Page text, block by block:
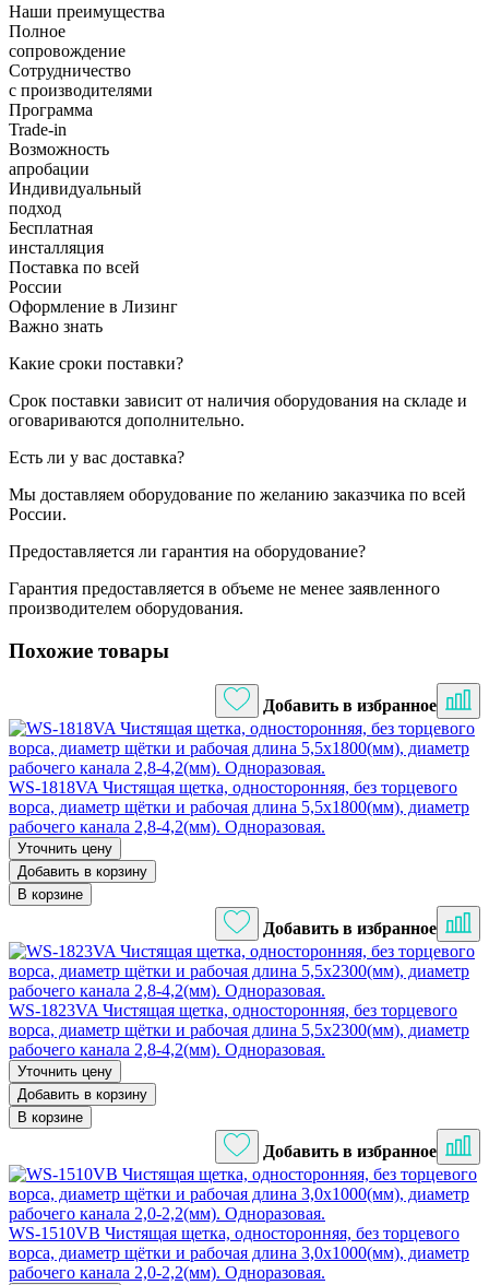
Наши преимущества
Полное
сопровождение
Сотрудничество
с производителями
Программа
Trade-in
Возможность
апробации
Индивидуальный
подход
Бесплатная
инсталляция
Поставка по всей
России
Оформление в Лизинг
Важно знать
Какие сроки поставки?
Срок поставки зависит от наличия оборудования на складе и
оговариваются дополнительно.
Есть ли у вас доставка?
Мы доставляем оборудование по желанию заказчика по всей
России.
Предоставляется ли гарантия на оборудование?
Гарантия предоставляется в объеме не менее заявленного
производителем оборудования.
Похожие товары
Добавить в избранное
WS-1818VA Чистящая щетка, односторонняя, без торцевого
ворса, диаметр щётки и рабочая длина 5,5х1800(мм), диаметр
рабочего канала 2,8-4,2(мм). Одноразовая.
Уточнить цену
Добавить в корзину
В корзине
Добавить в избранное
WS-1823VA Чистящая щетка, односторонняя, без торцевого
ворса, диаметр щётки и рабочая длина 5,5х2300(мм), диаметр
рабочего канала 2,8-4,2(мм). Одноразовая.
Уточнить цену
Добавить в корзину
В корзине
Добавить в избранное
WS-1510VB Чистящая щетка, односторонняя, без торцевого
ворса, диаметр щётки и рабочая длина 3,0х1000(мм), диаметр
рабочего канала 2,0-2,2(мм). Одноразовая.